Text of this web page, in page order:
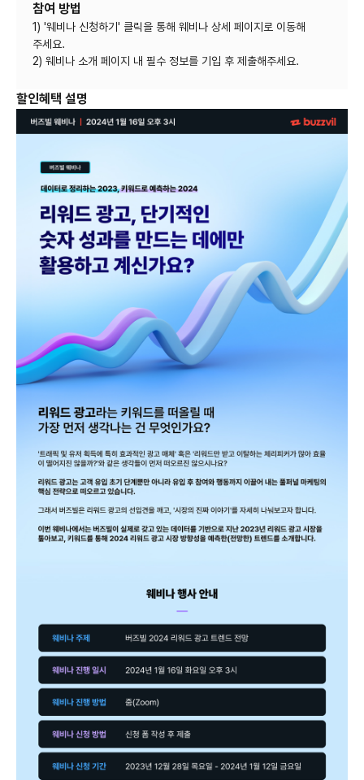
참여 방법
1) '웨비나 신청하기' 클릭을 통해 웨비나 상세 페이지로 이동해
주세요.
2) 웨비나 소개 페이지 내 필수 정보를 기입 후 제출해주세요.
할인혜택 설명